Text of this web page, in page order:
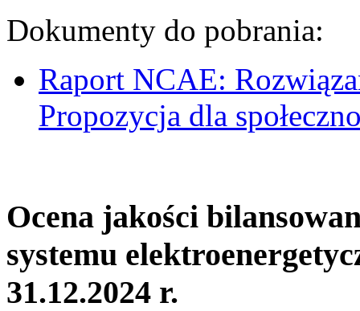
Dokumenty do pobrania:
Raport NCAE:
Propozycja dla
Ocena jakości
systemu
31.12.2024 r.